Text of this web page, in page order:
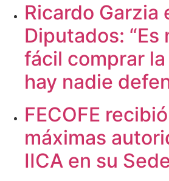
Ricardo Garzia
Diputados: “Es
fácil comprar
hay nadie
FECOFE
máximas
IICA en su